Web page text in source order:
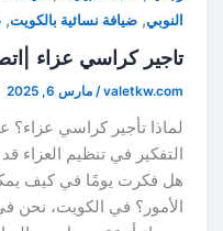
النوبي,ضيافة نسائية بالكويت,
تاجير كراسي عزاء
valetkw.com
/مارس 6, 2025
لماذا تأجير كراسي
التفكير في تنظيم العزاء
هل فكرت يومًا في كيف
الأمور؟ في الكويت، نحن